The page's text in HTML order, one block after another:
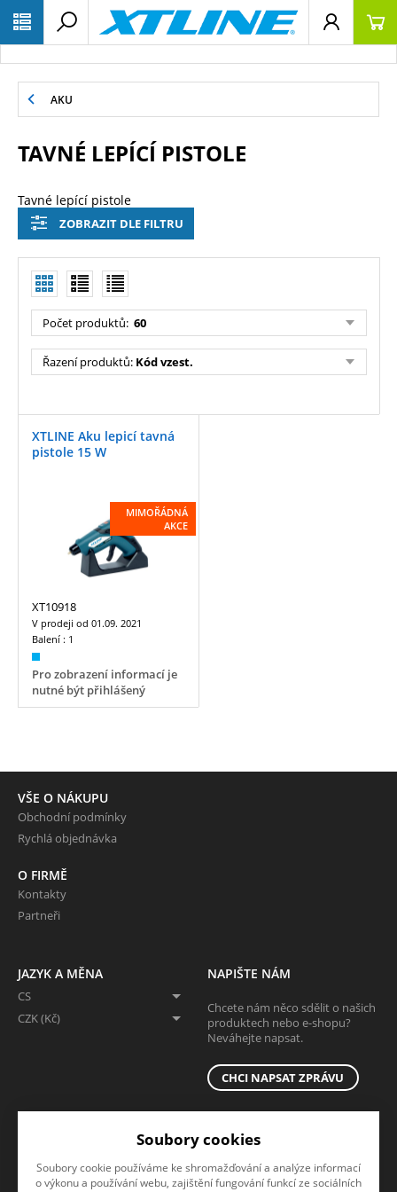
AKU
TAVNÉ LEPÍCÍ PISTOLE
Tavné lepící pistole
ZOBRAZIT DLE FILTRU
Počet produktů: 60
Řazení produktů: Kód vzest.
XTLINE Aku lepicí tavná
pistole 15 W
MIMOŘÁDNÁ
AKCE
XT10918
V prodeji od 01.09. 2021
Balení : 1
Pro zobrazení informací je
nutné být přihlášený
VŠE O NÁKUPU
Obchodní podmínky
Rychlá objednávka
O FIRMĚ
Kontakty
Partneři
JAZYK A MĚNA
CS
CZK (Kč)
NAPIŠTE NÁM
Chcete nám něco sdělit o našich
produktech nebo e-shopu?
Neváhejte napsat.
CHCI NAPSAT ZPRÁVU
Soubory cookies
Soubory cookie používáme ke shromažďování a analýze informací
o výkonu a používání webu, zajištění fungování funkcí ze sociálních